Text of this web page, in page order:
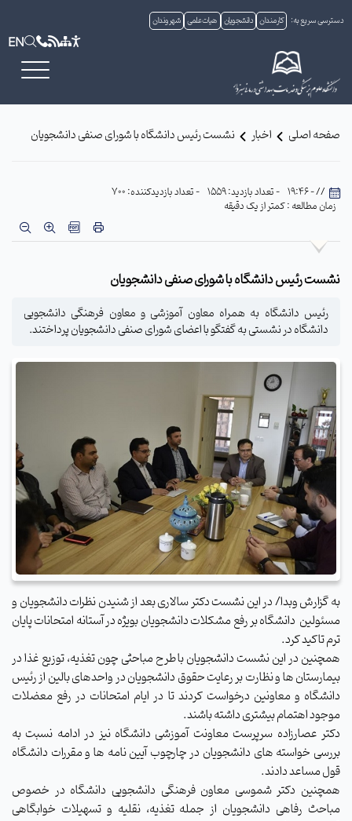
دسترسی سریع به: کارمندان دانشجویان هیات علمی شهروندان
EN
صفحه اصلی اخبار نشست رئیس دانشگاه با شورای صنفی دانشجویان
// - 19:46 - تعداد بازدید: 1559
- تعداد بازدیدکننده: 700
زمان مطالعه : کمتر از یک دقیقه
نشست رئیس دانشگاه با شورای صنفی دانشجویان
رئیس دانشگاه به همراه معاون آموزشی و معاون فرهنگی دانشجویی
دانشگاه در نشستی به گفتگو با اعضای شورای صنفی دانشجویان پرداختند.
به گزارش وبدا/ در این نشست دکتر سالاری بعد از شنیدن نظرات دانشجویان و
مسئولین دانشگاه بر رفع مشکلات دانشجویان بویژه در آستانه امتحانات پایان
ترم تاکید کرد.
همچنین در این نشست دانشجویان با طرح مباحثی چون تغذیه، توزیع غذا در
بیمارستان ها و نظارت بر رعایت حقوق دانشجویان در واحدهای بالین از رئیس
دانشگاه و معاونین درخواست کردند تا در ایام امتحانات در رفع معضلات
موجود اهتمام بیشتری داشته باشند.
دکتر عصارزاده سرپرست معاونت آموزشی دانشگاه نیز در ادامه نسبت به
بررسی خواسته های دانشجویان در چارچوب آیین نامه ها و مقررات دانشگاه
قول مساعد دادند.
همچنین دکتر شموسی معاون فرهنگی دانشجویی دانشگاه در خصوص
مباحث رفاهی دانشجویان از جمله تغذیه، نقلیه و تسهیلات خوابگاهی